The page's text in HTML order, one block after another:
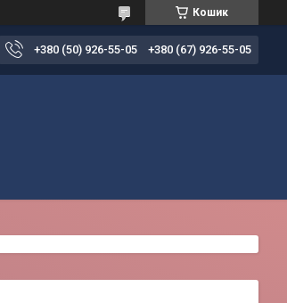
Кошик
+380 (50) 926-55-05 +380 (67) 926-55-05